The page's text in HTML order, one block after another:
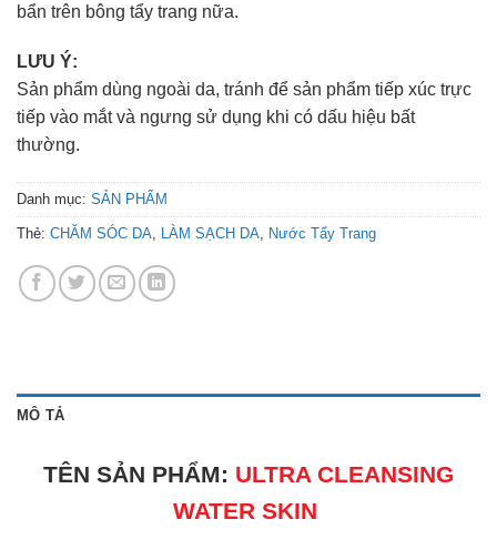
bẩn trên bông tẩy trang nữa.
LƯU Ý:
Sản phẩm dùng ngoài da, tránh để sản phẩm tiếp xúc trực
tiếp vào mắt và ngưng sử dụng khi có dấu hiệu bất
thường.
Danh mục: SẢN PHẨM
Thẻ: CHĂM SÓC DA, LÀM SẠCH DA, Nước Tẩy Trang
MÔ TẢ
TÊN SẢN PHẨM: ULTRA CLEANSING
WATER SKIN